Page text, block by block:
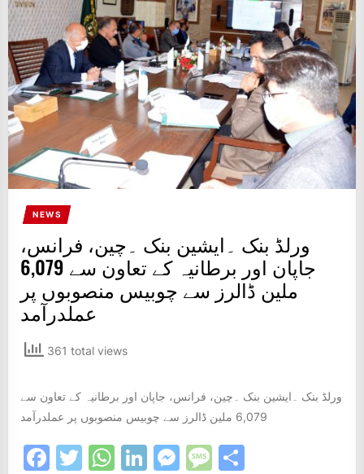
IT
BROADCASTS
NEWS
UPDATE,
CURRENT
AFFAIRS
&
ENTERTAINMENT
SHOWS
NEWS
ورلڈ بنک ۔ایشین بنک ۔چین، فرانس،
جاپان اور برطانیہ کے تعاون سے 6,079
ملین ڈالرز سے چوبیس منصوبوں پر
عملدرآمد
361 total views
ورلڈ بنک ۔ایشین بنک ۔چین، فرانس، جاپان اور برطانیہ کے تعاون سے
6,079 ملین ڈالرز سے چوبیس منصوبوں پر عملدرآمد
Facebook
Twitter
WhatsApp
LinkedIn
Messenger
Message